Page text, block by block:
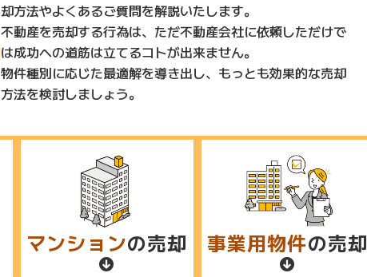
却⽅法やよくあるご質問を解説いたします。
不動産を売却する⾏為は、ただ不動産会社に依頼しただけで
は成功への道筋は⽴てるコトが出来ません。
物件種別に応じた最適解を導き出し、もっとも効果的な売却
⽅法を検討しましょう。
マンションの売却 事業用物件の売却